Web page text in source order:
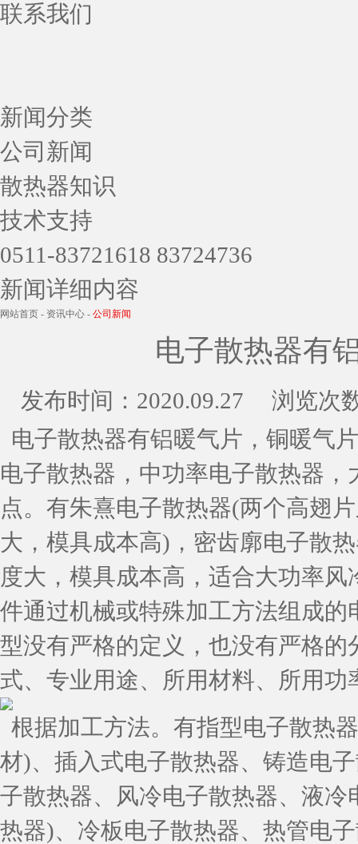
联系我们
新闻分类
公司新闻
散热器知识
技术支持
0511-83721618 83724736
新闻详细内容
网站首页 - 资讯中心 - 公司新闻
电子散热器有
发布时间： 2020.09.27 浏览次
电子散热器有铝暖气片，铜暖气
电子散热器，中功率电子散热器
点。有朱熹电子散热器(两个高翅
大，模具成本高)，密齿廓电子散
度大，模具成本高，适合大功率
件通过机械或特殊加工方法组成
型没有严格的定义，也没有严格
式、专业用途、所用材料、所用
根据加工方法。有指型电子散热
材)、插入式电子散热器、铸造电
子散热器、风冷电子散热器、液
热器)、冷板电子散热器、热管电